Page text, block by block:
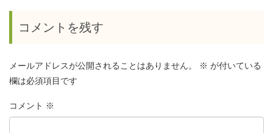
コメントを残す
メールアドレスが公開されることはありません。 ※ が付いている
欄は必須項目です
コメント ※